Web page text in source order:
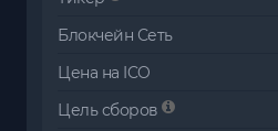
Блокчейн Сеть
Цена на ICO
Цель сборов